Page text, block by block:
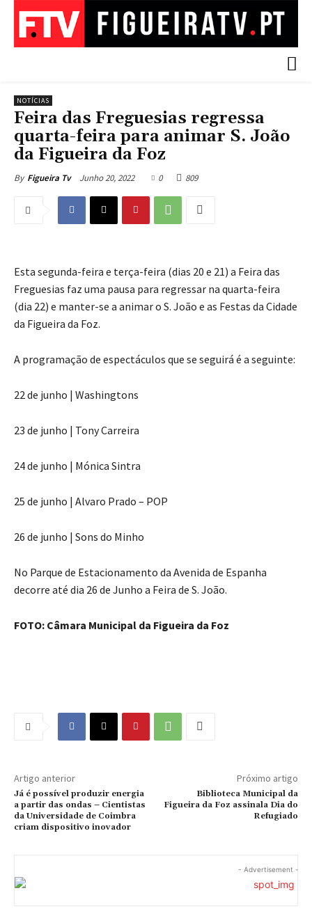
NOTÍCIAS
Feira das Freguesias regressa
quarta-feira para animar S. João
da Figueira da Foz
By Figueira Tv Junho 20, 2022 0 809
Esta segunda-feira e terça-feira (dias 20 e 21) a Feira das
Freguesias faz uma pausa para regressar na quarta-feira
(dia 22) e manter-se a animar o S. João e as Festas da Cidade
da Figueira da Foz.
A programação de espectáculos que se seguirá é a seguinte:
22 de junho | Washingtons
23 de junho | Tony Carreira
24 de junho | Mónica Sintra
25 de junho | Alvaro Prado – POP
26 de junho | Sons do Minho
No Parque de Estacionamento da Avenida de Espanha
decorre até dia 26 de Junho a Feira de S. João.
FOTO: Câmara Municipal da Figueira da Foz
Artigo anterior
Já é possível produzir energia
a partir das ondas – Cientistas
da Universidade de Coimbra
criam dispositivo inovador
Próximo artigo
Biblioteca Municipal da
Figueira da Foz assinala Dia do
Refugiado
- Advertisement -